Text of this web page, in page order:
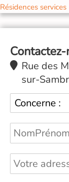
Résidences services
Rue des
sur-